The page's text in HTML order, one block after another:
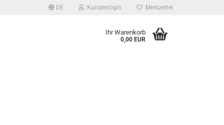
DE Kundenlogin Merkzettel
Ihr Warenkorb
0,00 EUR